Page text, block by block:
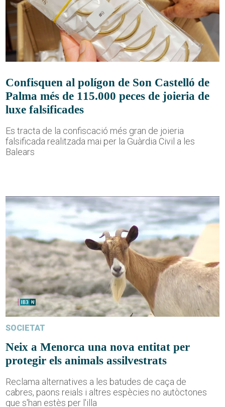
Confisquen al polígon de Son Castelló de
Palma més de 115.000 peces de joieria de
luxe falsificades
Es tracta de la confiscació més gran de joieria
falsificada realitzada mai per la Guàrdia Civil a les
Balears
SOCIETAT
Neix a Menorca una nova entitat per
protegir els animals assilvestrats
Reclama alternatives a les batudes de caça de
cabres, paons reials i altres espècies no autòctones
que s'han estès per l'illa